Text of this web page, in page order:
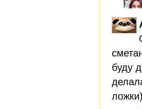
буду
ложки)